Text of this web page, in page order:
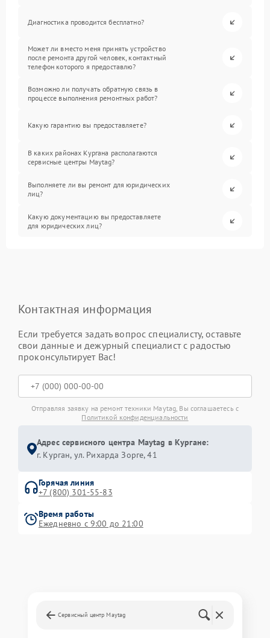
Диагностика проводится бесплатно?
Может ли вместо меня принять устройство
после ремонта другой человек, контактный
телефон которого я предоставлю?
Возможно ли получать обратную связь в
процессе выполнения ремонтных работ?
Какую гарантию вы предоставляете?
В каких районах Кургана располагаются
сервисные центры Maytag?
Выполняете ли вы ремонт для юридических
лиц?
Какую документацию вы предоставляете
для юридических лиц?
Контактная информация
Если требуется задать вопрос специалисту, оставьте
свои данные и дежурный специалист с радостью
проконсультирует Вас!
Отправляя заявку на ремонт техники Maytag, Вы соглашаетесь с
Политикой конфиденциальности
Адрес сервисного центра Maytag в Кургане:
г. Курган, ул. Рихарда Зорге, 41
Горячая линия
+7 (800) 301-55-83
Время работы
Ежедневно с 9:00 до 21:00
Сервисный центр Maytag